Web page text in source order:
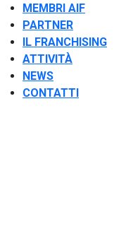
MEMBRI AIF
PARTNER
IL FRANCHISING
ATTIVITÀ
NEWS
CONTATTI